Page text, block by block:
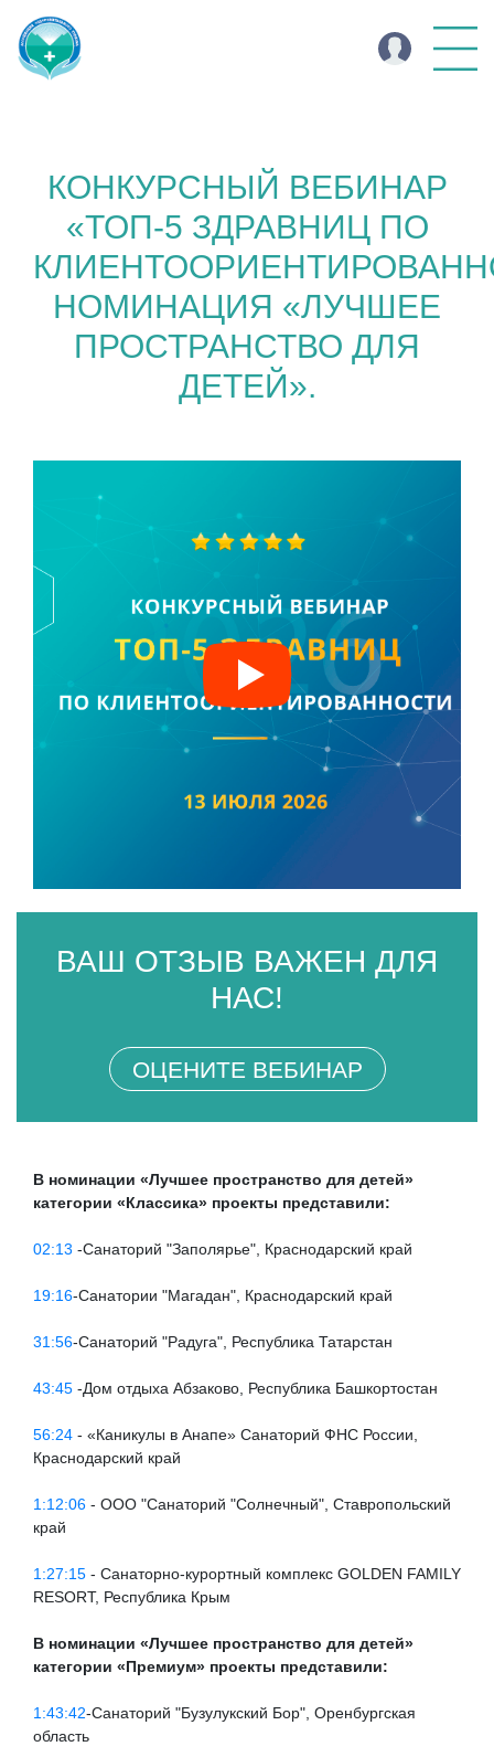
КОНКУРСНЫЙ ВЕБИНАР
«ТОП-5 ЗДРАВНИЦ ПО
НОМИНАЦИЯ «ЛУЧШЕЕ
ПРОСТРАНСТВО ДЛЯ
ДЕТЕЙ».
ВАШ ОТЗЫВ ВАЖЕН ДЛЯ
НАС!
ОЦЕНИТЕ ВЕБИНАР
В номинации «Лучшее пространство для детей»
категории «Классика» проекты представили:
02:13 -Санаторий "Заполярье", Краснодарский край
19:16-Санатории "Магадан", Краснодарский край
31:56-Санаторий "Радуга", Республика Татарстан
43:45 -Дом отдыха Абзаково, Республика Башкортостан
56:24 - «Каникулы в Анапе» Санаторий ФНС России,
Краснодарский край
1:12:06 - ООО "Санаторий "Солнечный", Ставропольский
край
1:27:15 - Санаторно-курортный комплекс GOLDEN FAMILY
RESORT, Республика Крым
В номинации «Лучшее пространство для детей»
категории «Премиум» проекты представили:
1:43:42-Санаторий "Бузулукский Бор", Оренбургская
область